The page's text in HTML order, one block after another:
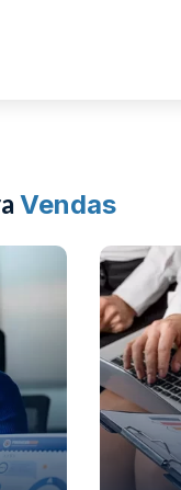
Vendas